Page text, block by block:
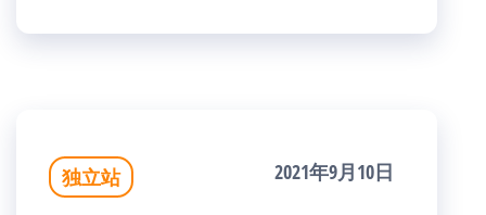
独立站 2021年9月10日